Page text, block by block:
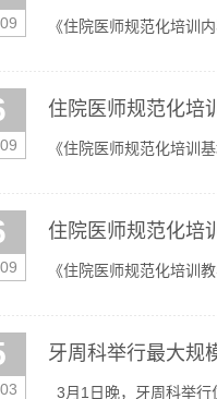
《住院医师规范化培训
住院医师规范化培
《住院医师规范化培训
住院医师规范化培
《住院医师规范化培训
牙周科举行最大规
3月1日晚，牙周科举